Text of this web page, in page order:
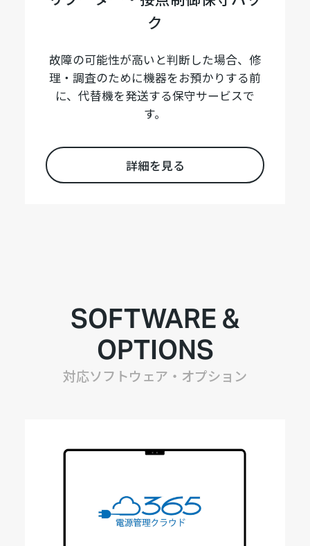
ク
故障の可能性が高いと判断した場合、修
理・調査のために機器をお預かりする前
に、代替機を発送する保守サービスで
す。
詳細を見る
SOFTWARE &
OPTIONS
対応ソフトウェア・オプション